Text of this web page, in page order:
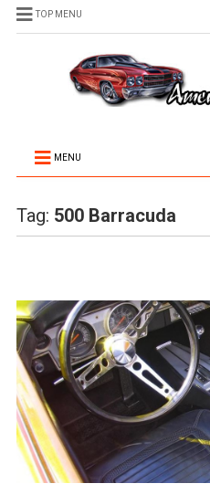
TOP MENU
MENU
Tag: 500 Barracuda